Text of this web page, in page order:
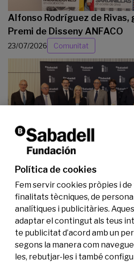
Alfonso Rodríguez de Rivas,
Premi de Disseny ANFACO
23/07/2026 Comunitat
La Fundació Banc Sabadell
investigadors en els àmbits
genoma i l’energia neta
Política de cookies
Fem servir cookies pròpies i
finalitats tècniques, de
analítiques i publicitàries.
adaptar el contingut als teus
te publicitat d’acord amb un
segons la manera com
les, rebutjar-les i també